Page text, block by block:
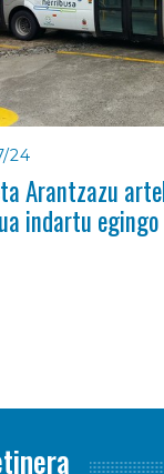
24
Arantzazu
indartu